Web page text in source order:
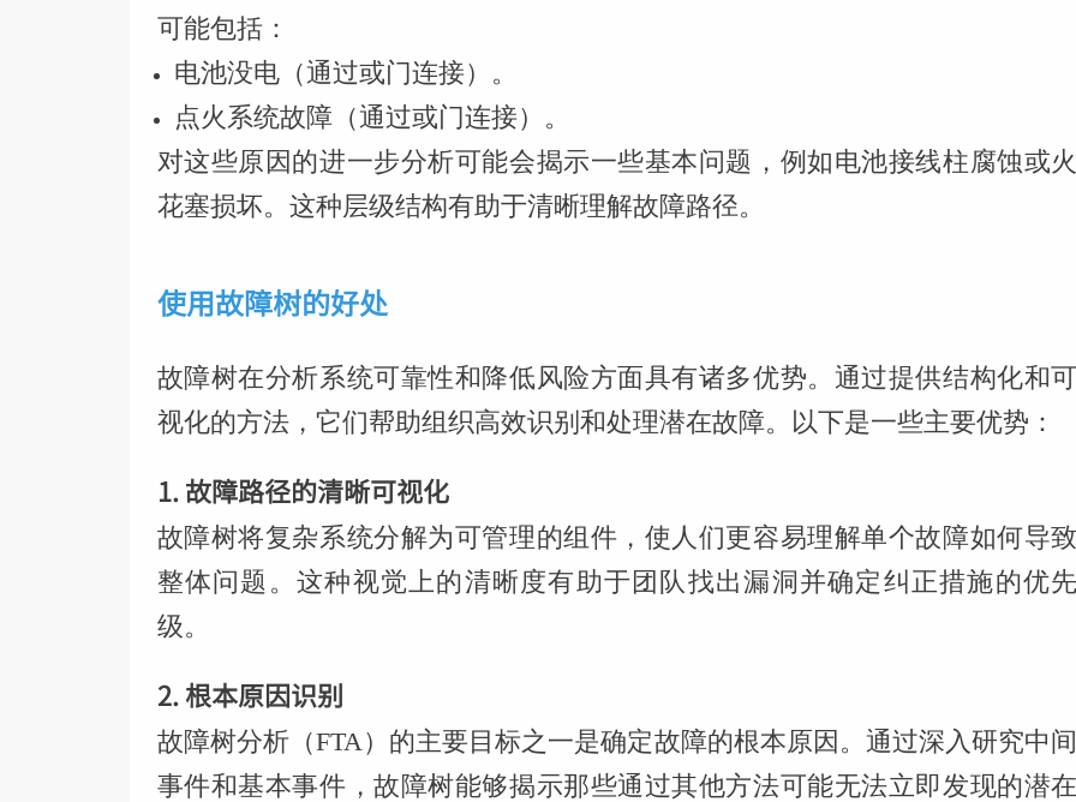
可能包括：
电池没电（通过或门连接）。
点火系统故障（通过或门连接）。
对这些原因的进一步分析可能会揭示一些基本问题，例如电池接线柱腐蚀或火
花塞损坏。这种层级结构有助于清晰理解故障路径。
使用故障树的好处
故障树在分析系统可靠性和降低风险方面具有诸多优势。通过提供结构化和可
视化的方法，它们帮助组织高效识别和处理潜在故障。以下是一些主要优势：
1. 故障路径的清晰可视化
故障树将复杂系统分解为可管理的组件，使人们更容易理解单个故障如何导致
整体问题。这种视觉上的清晰度有助于团队找出漏洞并确定纠正措施的优先
级。
2. 根本原因识别
故障树分析（FTA）的主要目标之一是确定故障的根本原因。通过深入研究中间
事件和基本事件，故障树能够揭示那些通过其他方法可能无法立即发现的潜在